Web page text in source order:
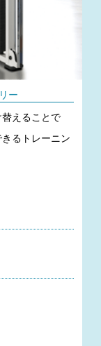
ー
えることで
るトレーニン